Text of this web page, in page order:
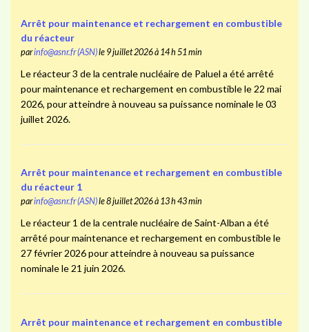
Arrêt pour maintenance et rechargement en combustible
du réacteur
parinfo@asnr.fr (ASN)le 9 juillet 2026 à 14 h 51 min
Le réacteur 3 de la centrale nucléaire de Paluel a été arrêté
pour maintenance et rechargement en combustible le 22 mai
2026, pour atteindre à nouveau sa puissance nominale le 03
juillet 2026.
Arrêt pour maintenance et rechargement en combustible
du réacteur 1
parinfo@asnr.fr (ASN)le 8 juillet 2026 à 13 h 43 min
Le réacteur 1 de la centrale nucléaire de Saint-Alban a été
arrêté pour maintenance et rechargement en combustible le
27 février 2026 pour atteindre à nouveau sa puissance
nominale le 21 juin 2026.
Arrêt pour maintenance et rechargement en combustible